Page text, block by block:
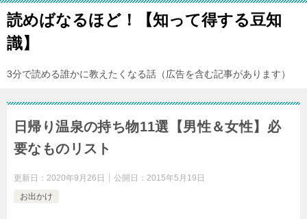
読めばなるほど！【知って得する豆知
識】
3分で読める誰かに教えたくなる話（広告を含む記事があります）
日帰り温泉の持ち物11選【男性＆女性】必
要なものリスト
更新日： 2020年9月26日 公開日： 2015年5月19日
お出かけ